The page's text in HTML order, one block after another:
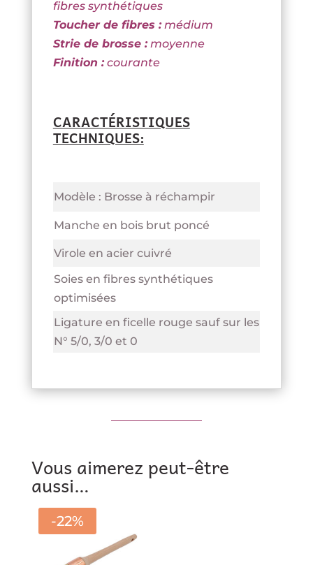
fibres synthétiques
Toucher de fibres :médium
Strie de brosse :moyenne
Finition :courante
CARACTÉRISTIQUES
TECHNIQUES:
Modèle : Brosse à réchampir
Manche en bois brut poncé
Virole en acier cuivré
Soies en fibres synthétiques
optimisées
Ligature en ficelle rouge sauf sur les
N° 5/0, 3/0 et 0
Vous aimerez peut-être
aussi…
-22%